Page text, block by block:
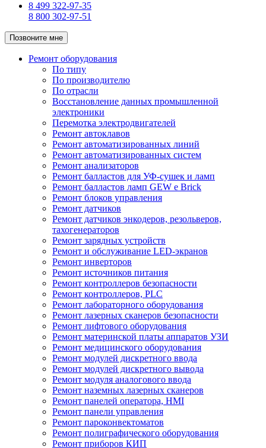
8 499 322-97-35
8 800 302-97-51
Позвоните мне
Ремонт оборудования
По типу
По производителю
По отрасли
Восстановление данных промышленной
электроники
Перемотка электродвигателей
Ремонт автоклавов
Ремонт автоматизированных линий
Ремонт автоматизированных систем
Ремонт анализаторов
Ремонт балластов для УФ-сушек и ламп
Ремонт балластов ламп GEW e Brick
Ремонт блоков управления
Ремонт датчиков
Ремонт датчиков энкодеров, резольверов,
тахогенераторов
Ремонт зарядных устройств
Ремонт и обслуживание LED-экранов
Ремонт инверторов
Ремонт источников питания
Ремонт контроллеров безопасности
Ремонт контроллеров, PLC
Ремонт лабораторного оборудования
Ремонт лазерных сканеров безопасности
Ремонт лифтового оборудования
Ремонт материнской платы аппаратов УЗИ
Ремонт медицинского оборудования
Ремонт модулей дискретного ввода
Ремонт модулей дискретного вывода
Ремонт модуля аналогового ввода
Ремонт наземных лазерных сканеров
Ремонт панелей оператора, HMI
Ремонт панели управления
Ремонт пароконвектоматов
Ремонт полиграфического оборудования
Ремонт приборов КИП